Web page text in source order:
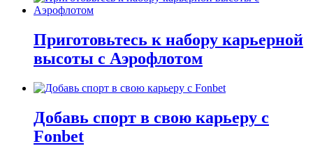
Приготовьтесь к набору карьерной
высоты с Аэрофлотом
Добавь спорт в свою карьеру с
Fonbet